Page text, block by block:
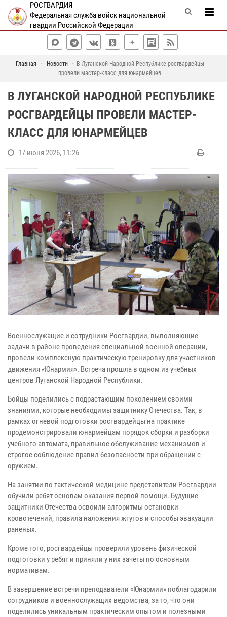
РОСГВАРДИЯ
Федеральная служба войск национальной
гвардии Российской Федерации
Главная Новости
В Луганской Народной Республике росгвардейцы
провели мастер-класс для юнармейцев
В ЛУГАНСКОЙ НАРОДНОЙ РЕСПУБЛИКЕ
РОСГВАРДЕЙЦЫ ПРОВЕЛИ МАСТЕР-
КЛАСС ДЛЯ ЮНАРМЕЙЦЕВ
17 июня 2026, 11:26
Военнослужащие и сотрудники Росгвардии, выполняющие
задачи в районе проведения специальной военной операции,
провели комплексную практическую тренировку для участников
движения «Юнармия». Встреча прошла в одном из учебных
центров Луганской Народной Республики.
Бойцы поделились с подрастающим поколением своими
знаниями, которые необходимы защитнику Отечества. Так, в
рамках огневой подготовки росгвардейцы на практике
продемонстрировали юнармейцам порядок сборки и разборки
учебного автомата, правильное обслуживание механизмов и
строгое соблюдение правил безопасности при обращении с
оружием.
На занятии по тактической медицине представители Росгвардии
обучили ребят основам оказания первой помощи. Будущие
защитники Отечества освоили алгоритмы остановки
кровотечений, правила наложения жгутов и способы эвакуации
раненых.
Кроме того, росгвардейцы проверили уровень физической
подготовки у ребят и приняли у них зачеты по основным
нормативам.
В завершение встречи преподаватели «Юнармии» поблагодарили
сотрудников и военнослужащих ведомства, за то, что они
поделились уникальным практическим опытом и полезными